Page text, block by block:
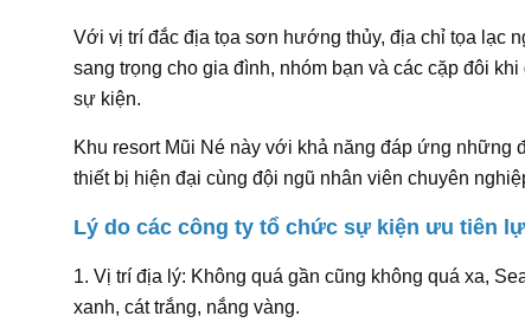
Với vị trí đắc địa tọa sơn hướng thủy, địa chỉ tọa lạc
sang trọng cho gia đình, nhóm bạn và các cặp đôi
sự kiện.
Khu resort Mũi Né này với khả năng đáp ứng những
thiết bị hiện đại cùng đội ngũ nhân viên chuyên
Lý do các công ty tổ chức sự kiện ưu tiên
1. Vị trí địa lý: Không quá gần cũng không quá xa,
xanh, cát trắng, nắng vàng.